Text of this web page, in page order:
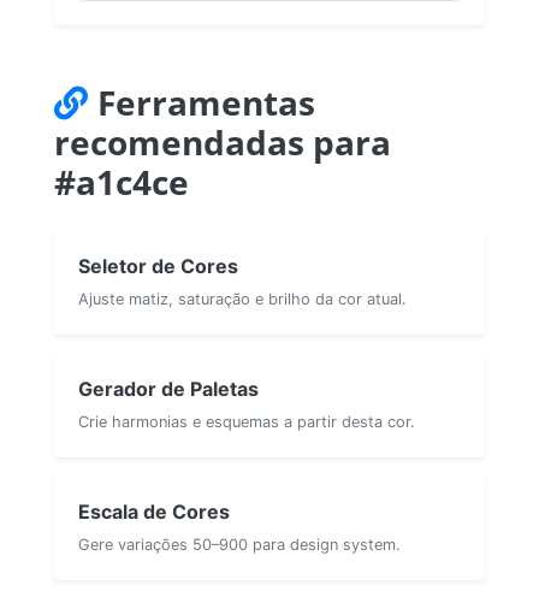
Ferramentas
recomendadas para
#a1c4ce
Seletor de Cores
Ajuste matiz, saturação e brilho da cor atual.
Gerador de Paletas
Crie harmonias e esquemas a partir desta cor.
Escala de Cores
Gere variações 50–900 para design system.